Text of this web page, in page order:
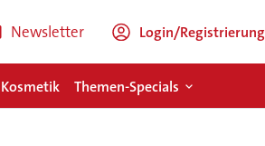
Newsletter Login/Registrierung
Themen-Specials